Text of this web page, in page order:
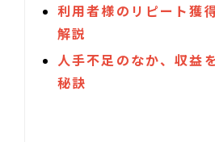
利用者様のリピート獲
解説
人手不足のなか、収益
秘訣